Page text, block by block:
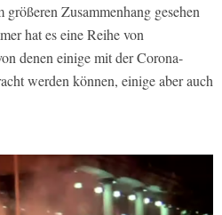
Zusammenhang gesehen
hat es eine Reihe von
denen einige mit der Corona-
werden können, einige aber auch